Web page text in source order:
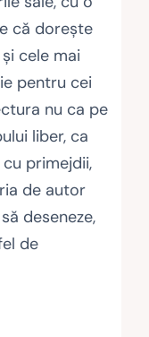
că dorește
cele mai
pentru cei
nu ca pe
liber, ca
primejdii,
de autor
deseneze,
de